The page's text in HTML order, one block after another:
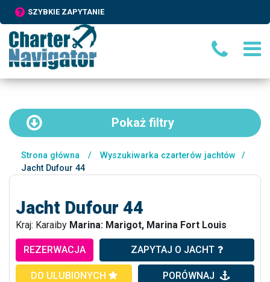
SZYBKIE ZAPYTANIE
Pokaż filtry
Strona główna / Wyszukiwarka czarterów jachtów
/
Jacht Dufour 44
Jacht Dufour 44
Kraj: Karaiby Marina: Marigot, Marina Fort Louis
REZERWACJA ZAPYTAJ O JACHT
DO ULUBIONYCH PORÓWNAJ